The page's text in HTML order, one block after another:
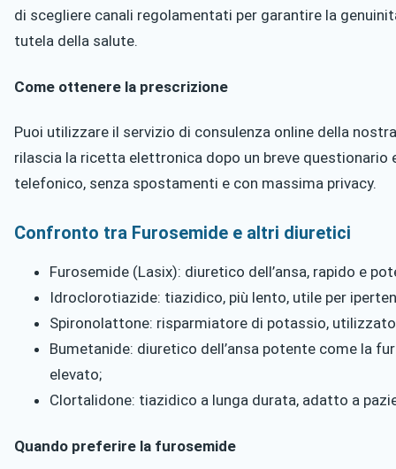
di scegliere canali regolamentati per garantire la
tutela della salute.
Come ottenere la prescrizione
Puoi utilizzare il servizio di consulenza online della
rilascia la ricetta elettronica dopo un breve questionario
telefonico, senza spostamenti e con massima privacy.
Confronto tra Furosemide e altri diuretici
Furosemide (Lasix): diuretico dell’ansa, rapido e
Idroclorotiazide: tiazidico, più lento, utile per
Spironolattone: risparmiatore di potassio,
Bumetanide: diuretico dell’ansa potente come la
elevato;
Clortalidone: tiazidico a lunga durata, adatto a
Quando preferire la furosemide